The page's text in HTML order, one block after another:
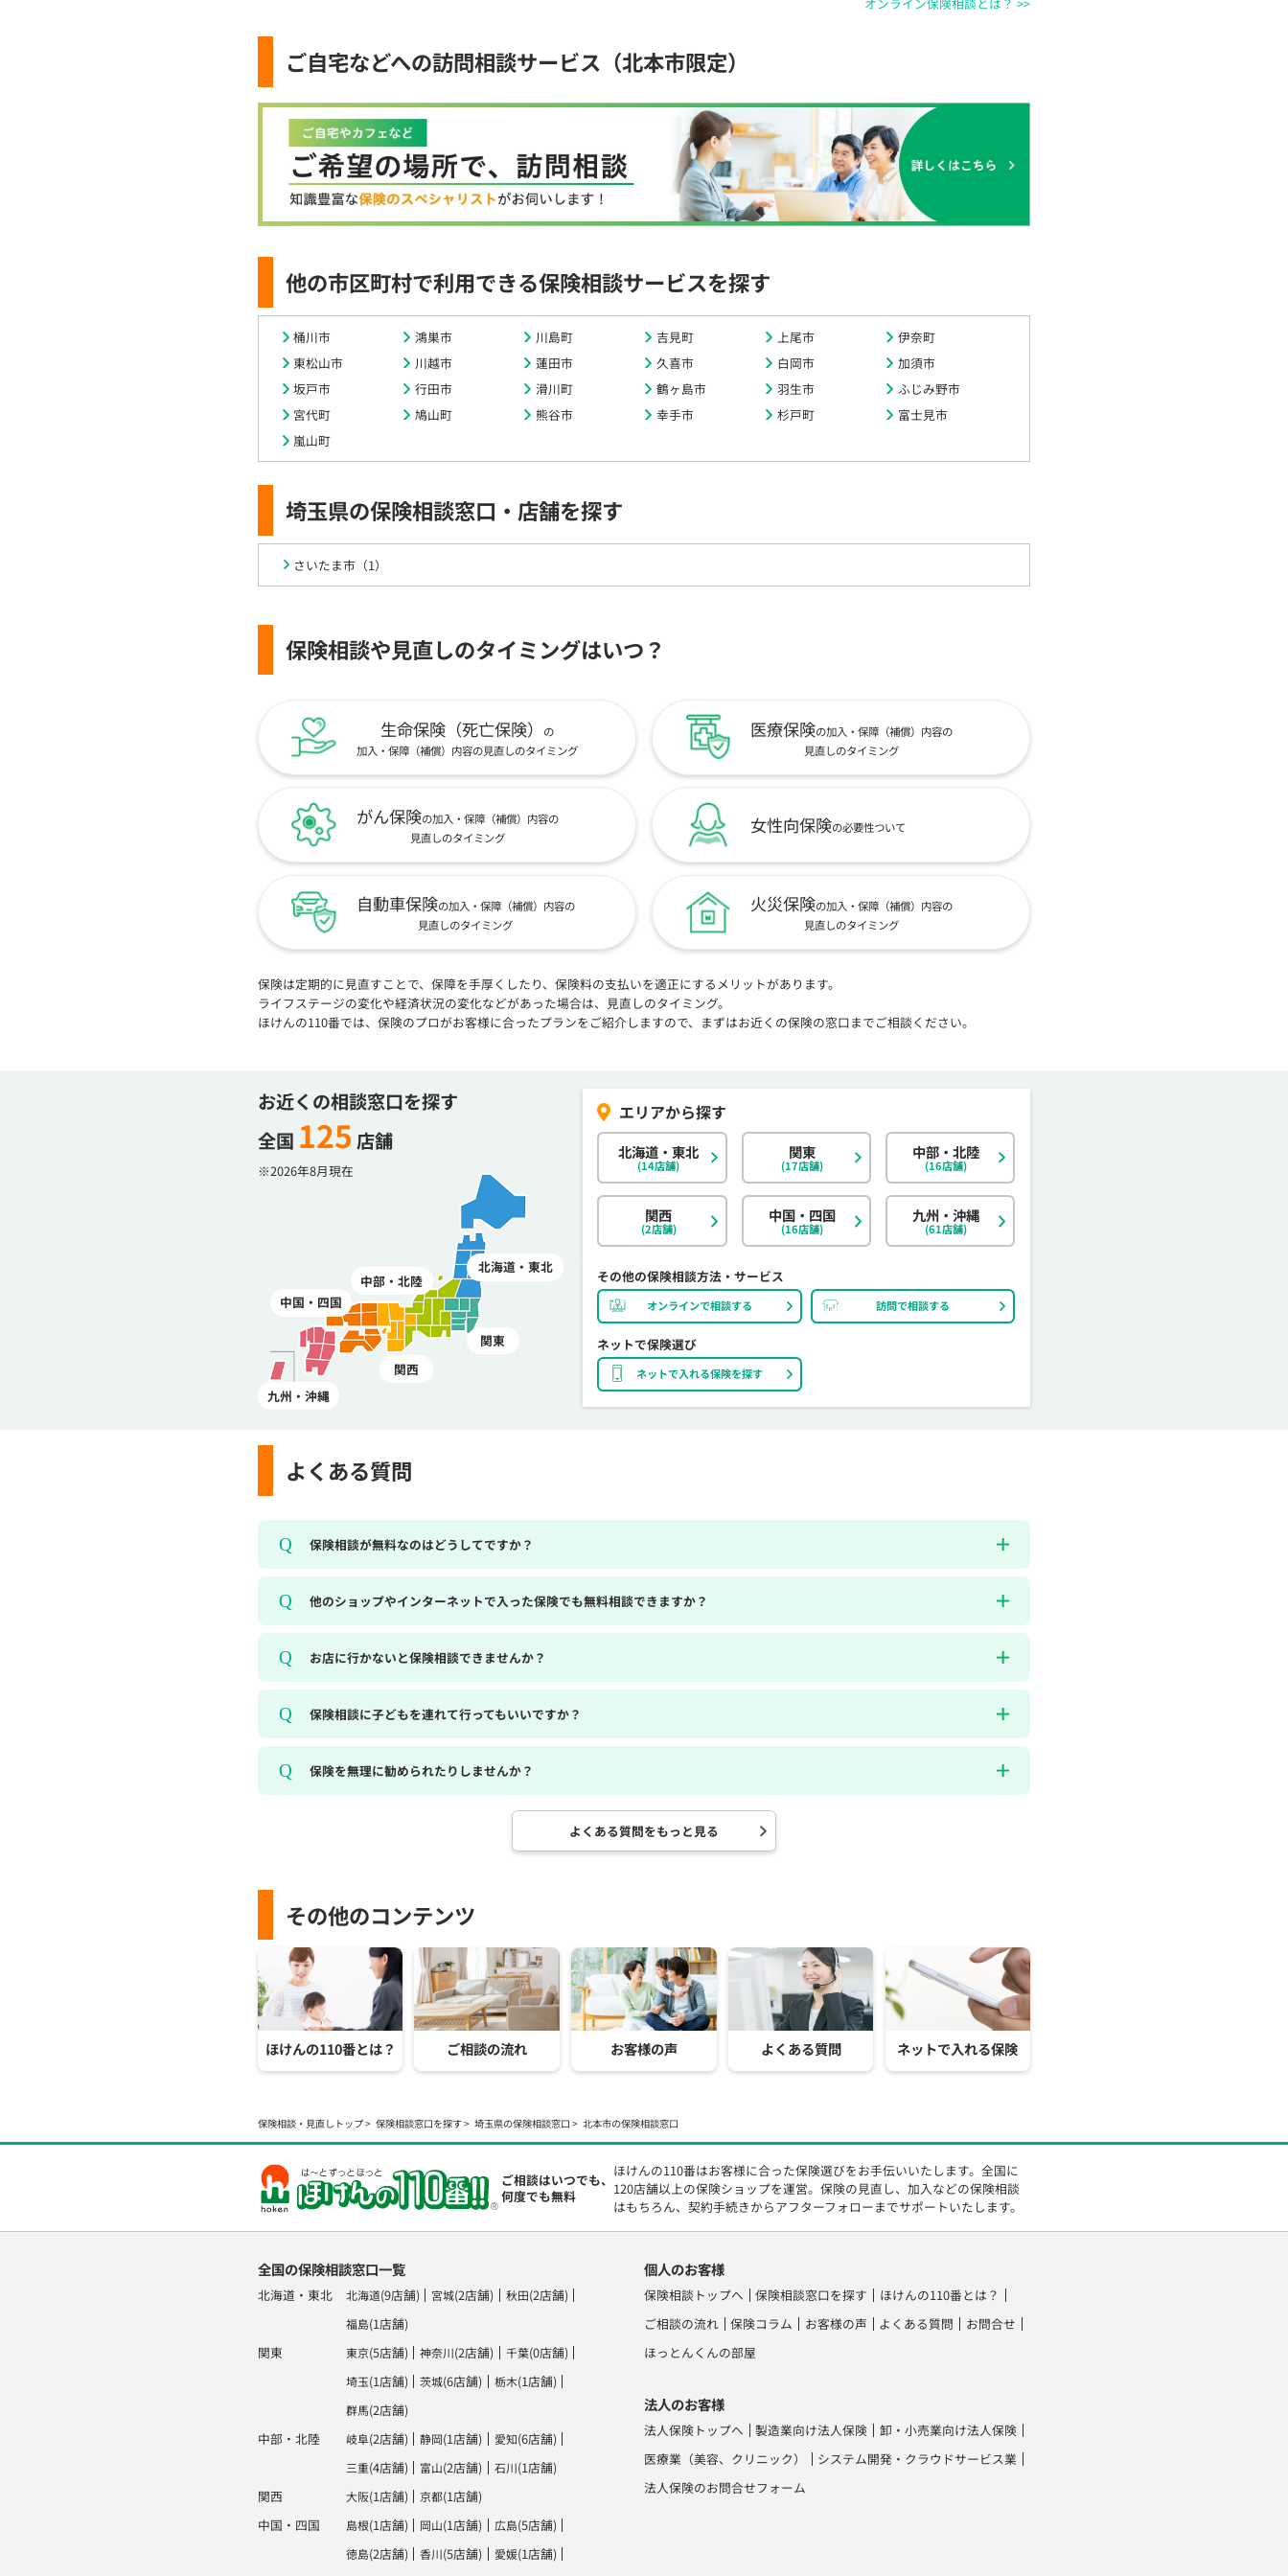
ご自宅などへの訪問相談サービス（北本市限定）
他の市区町村で利用できる保険相談サービスを探す
桶川市 鴻巣市 川島町 吉見町 上尾市
伊奈町
東松山市
川越市 蓮田市 久喜市 白岡市
加須市
坂戸市
行田市 滑川町 鶴ヶ島市 羽生市
ふじみ野市
宮代町
鳩山町 熊谷市 幸手市 杉戸町
富士見市
嵐山町
埼玉県の保険相談窓口・店舗を探す
さいたま市（1）
保険相談や見直しのタイミングはいつ？
生命保険（死亡保険）
の
加入・保障（補償）内容の見直しのタイミング
医療保険の加入・保障（補償）内容の
見直しのタイミング
がん保険の加入・保障（補償）内容の
見直しのタイミング
女性向保険の必要性ついて
自動車保険の加入・保障（補償）内容の
見直しのタイミング
火災保険の加入・保障（補償）内容の
見直しのタイミング
保険は定期的に見直すことで、保障を手厚くしたり、保険料の支払いを適正にするメリットがあります。
ライフステージの変化や経済状況の変化などがあった場合は、見直しのタイミング。
ほけんの110番では、保険のプロがお客様に合ったプランをご紹介しますので、まずはお近くの保険の窓口までご相談ください。
その他の保険相談方法・サービス
オンラインで相談する 訪問で相談する
ネットで保険選び
ネットで入れる保険を探す
お近くの相談窓口を探す
全国 125 店舗
北海道・東北
関東
中部・北陸
関西
中国・四国
九州・沖縄
北海道・東北
(14店舗)
関東
(17店舗)
中部・北陸
(16店舗)
関西
(2店舗)
中国・四国
(16店舗)
九州・沖縄
(61店舗)
※2026年8月現在
よくある質問
保険相談が無料なのはどうしてですか？
他のショップやインターネットで入った保険でも無料相談できますか？
お店に行かないと保険相談できませんか？
保険相談に子どもを連れて行ってもいいですか？
保険を無理に勧められたりしませんか？
よくある質問をもっと見る
その他のコンテンツ
ほけんの110番とは？ ご相談の流れ お客様の声 よくある質問 ネットで入れる保険
保険相談・見直しトップ 保険相談窓口を探す 埼玉県の保険相談窓口 北本市の保険相談窓口
ご相談はいつでも、
何度でも無料
ほけんの110番はお客様に合った保険選びをお手伝いいたします。全国に
120店舗以上の保険ショップを運営。保険の見直し、加入などの保険相談
はもちろん、契約手続きからアフターフォローまでサポートいたします。
全国の保険相談窓口一覧
北海道・東北 北海道(9店舗) 宮城(2店舗) 秋田(2店舗)
福島(1店舗)
関東
東京(5店舗) 神奈川(2店舗) 千葉(0店舗)
埼玉(1店舗) 茨城(6店舗) 栃木(1店舗)
群馬(2店舗)
中部・北陸
岐阜(2店舗) 静岡(1店舗) 愛知(6店舗)
三重(4店舗) 富山(2店舗) 石川(1店舗)
関西
大阪(1店舗) 京都(1店舗)
中国・四国
島根(1店舗) 岡山(1店舗) 広島(5店舗)
徳島(2店舗) 香川(5店舗) 愛媛(1店舗)
個人のお客様
保険相談トップへ 保険相談窓口を探す
ほけんの110番とは？
ご相談の流れ
保険コラム お客様の声 よくある質問
お問合せ
ほっとんくんの部屋
法人のお客様
法人保険トップへ 製造業向け法人保険
卸・小売業向け法人保険
医療業（美容、クリニック）
システム開発・クラウドサービス業
法人保険のお問合せフォーム